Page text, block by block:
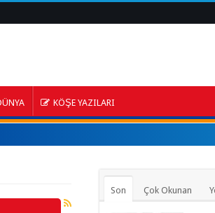
KÖŞE YAZILARI
Son Çok Okunan